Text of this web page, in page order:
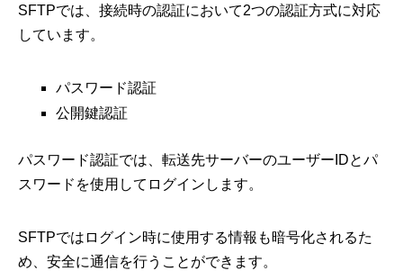
SFTPでは、接続時の認証において2つの認証方式に対応
しています。
パスワード認証
公開鍵認証
パスワード認証では、転送先サーバーのユーザーIDとパ
スワードを使用してログインします。
SFTPではログイン時に使用する情報も暗号化されるた
め、安全に通信を行うことができます。